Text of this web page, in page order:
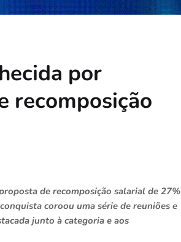
por
recomposição
de recomposição salarial de 27%
coroou uma série de reuniões e
junto à categoria e aos